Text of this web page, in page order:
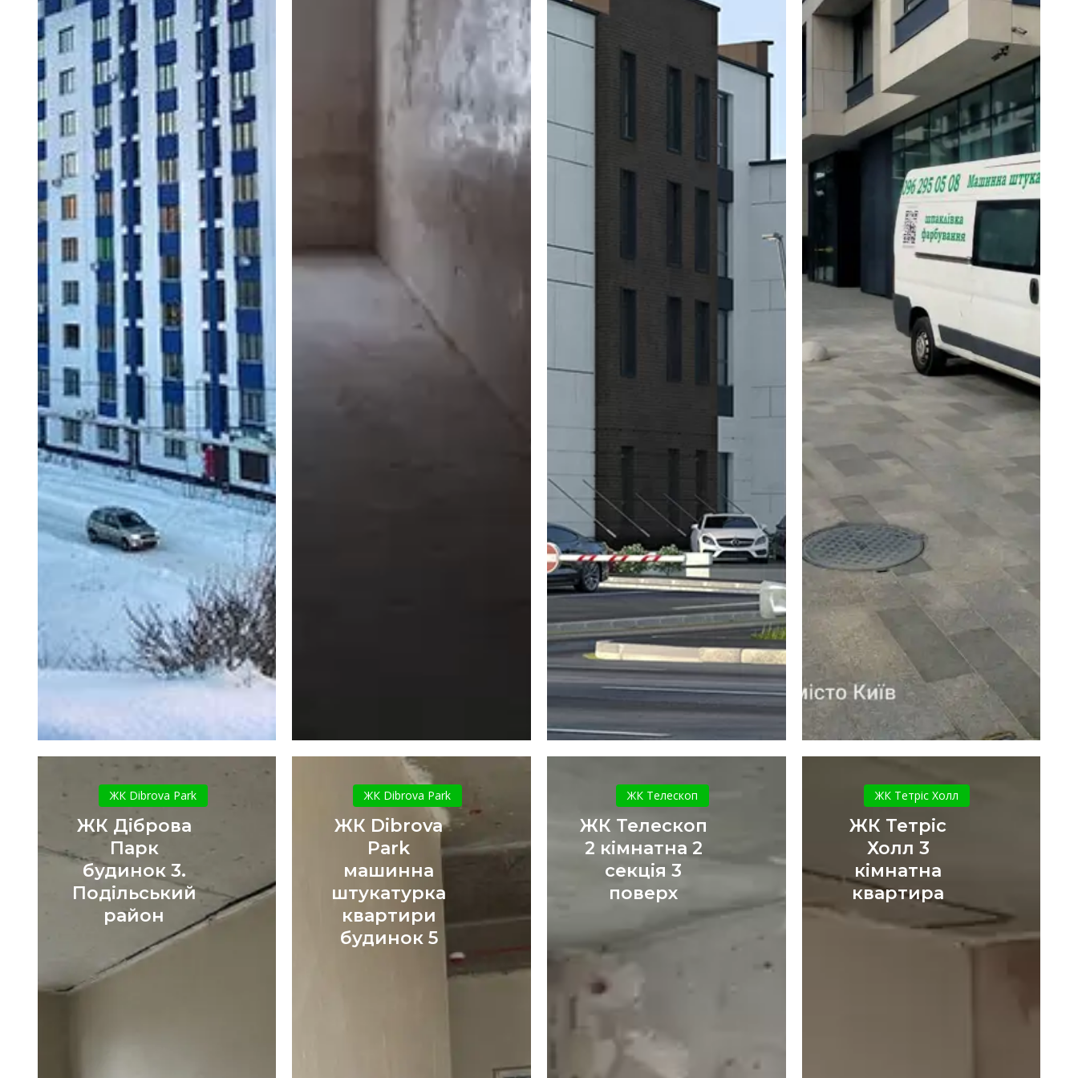
Діброва
Парк
будинок
3.
Подільський
район
ЖК Dibrova Park
ЖК Діброва
Парк
будинок 3.
Подільський
район
ЖК
Dibrova
Park
машинна
штукатурка
квартири
будинок
5
ЖК Dibrova Park
ЖК Dibrova
Park
машинна
штукатурка
квартири
будинок 5
Телескоп
2
кімнатна
2
секція
3
поверх
ЖК Телескоп
ЖК Телескоп
2 кімнатна 2
секція 3
поверх
Тетріс
Холл
3
кімнатна
квартира
ЖК Тетріс Холл
ЖК Тетріс
Холл 3
кімнатна
квартира